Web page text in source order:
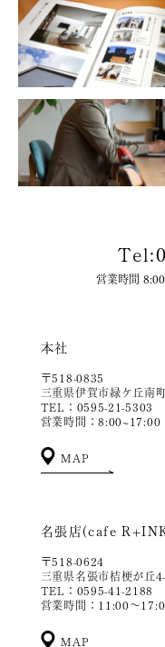
営業時間
本社
〒518-0835
三重県伊賀市緑ケ丘南
TEL：0595-21-5303
営業時間：
MAP
名張店(cafe
〒518-0624
三重県名張市桔梗が丘
TEL：0595-41-2188
営業時間：11:00～
MAP